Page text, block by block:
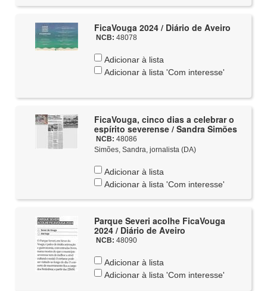
FicaVouga 2024 / Diário de Aveiro
NCB: 48078
Adicionar à lista
Adicionar à lista 'Com interesse'
FicaVouga, cinco dias a celebrar o
espírito severense / Sandra Simões
NCB: 48086
Simões, Sandra, jornalista (DA)
Adicionar à lista
Adicionar à lista 'Com interesse'
Parque Severi acolhe FicaVouga
2024 / Diário de Aveiro
NCB: 48090
Adicionar à lista
Adicionar à lista 'Com interesse'